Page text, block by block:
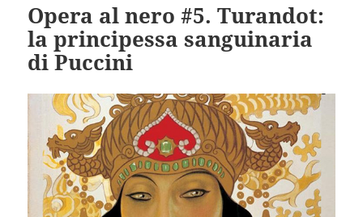
Opera al nero #5. Turandot:
la principessa sanguinaria
di Puccini